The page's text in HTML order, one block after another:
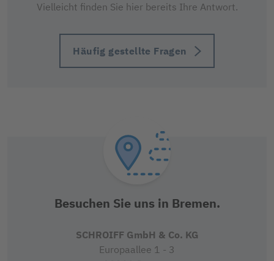
Vielleicht finden Sie hier bereits Ihre Antwort.
Häufig gestellte Fragen
Besuchen Sie uns in Bremen.
SCHROIFF GmbH & Co. KG
Europaallee 1 - 3